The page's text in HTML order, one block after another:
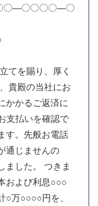
〇―〇〇〇〇―〇
てを賜り、厚く
貴殿の当社にお
かかるご返済に
支払いを確認で
す。先般お電話
通じませんの
ました。 つきま
および利息○○○
万○○○○円を、